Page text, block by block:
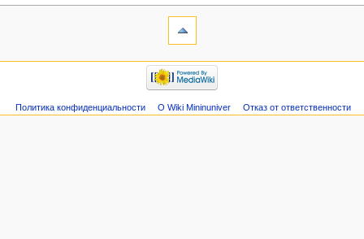
Политика конфиденциальности О Wiki Mininuniver Отказ от ответственности